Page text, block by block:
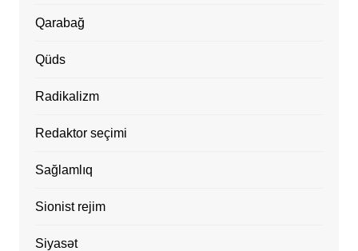
Qarabağ
Qüds
Radikalizm
Redaktor seçimi
Sağlamlıq
Sionist rejim
Siyasət